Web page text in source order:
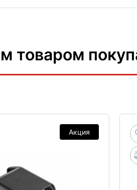
товаром
Акция